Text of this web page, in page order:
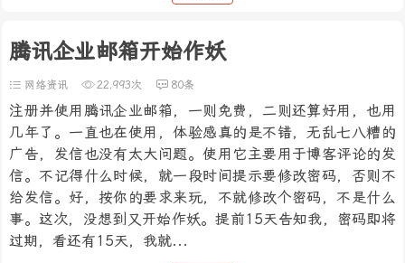
腾讯企业邮箱开始作妖
网络资讯 22,993次 80条
注册并使用腾讯企业邮箱，一则免费，二则还算好用，也用
几年了。一直也在使用，体验感真的是不错，无乱七八糟的
广告，发信也没有太大问题。使用它主要用于博客评论的发
信。不记得什么时候，就一段时间提示要修改密码，否则不
给发信。好，按你的要求来玩，不就修改个密码，不是什么
事。这次，没想到又开始作妖。提前15天告知我，密码即将
过期，看还有15天，我就...